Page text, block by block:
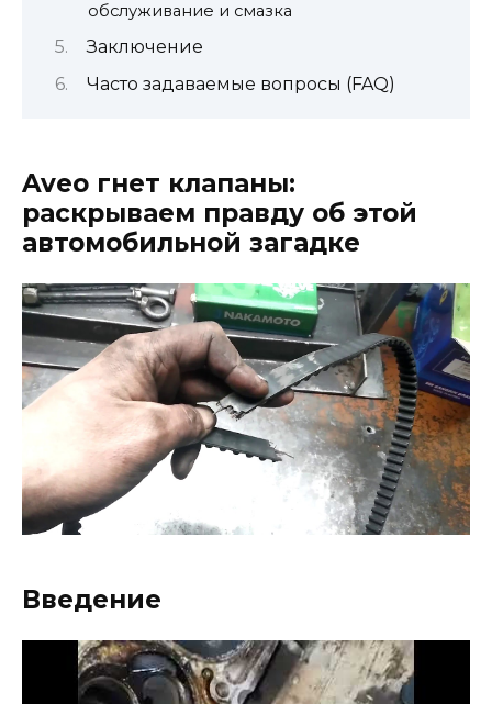
обслуживание и смазка
Заключение
Часто задаваемые вопросы (FAQ)
Aveo гнет клапаны:
раскрываем правду об этой
автомобильной загадке
Введение